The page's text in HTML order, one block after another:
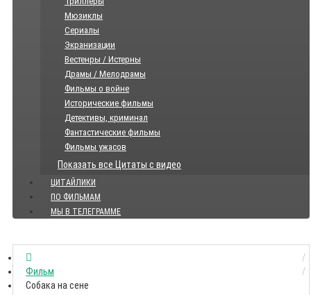
Мюзиклы
Сериалы
Экранизации
Вестенры / Истерны
Драмы / Мелодрамы
Фильмы о войне
Исторические фильмы
Детективы, криминал
Фантастические фильмы
Фильмы ужасов
Показать все Цитаты с видео
ЦИТАЙЛИКИ
ПО ФИЛЬМАМ
МЫ В ТЕЛЕГРАММЕ
Фильм
Собака на сене